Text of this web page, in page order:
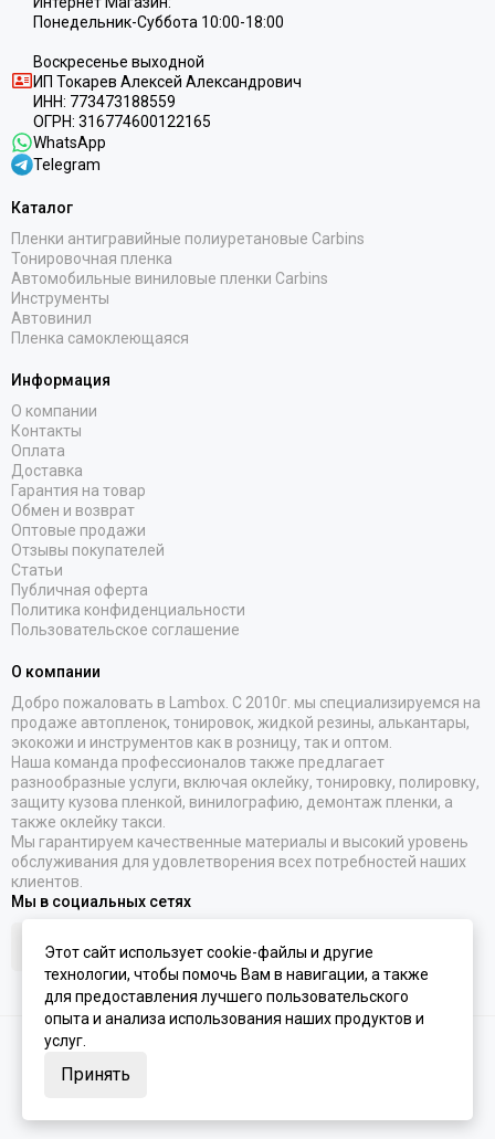
Понедельник-Суббота 10:00-18:00
Воскресенье выходной
ИП Токарев Алексей Александрович
ИНН: 773473188559
ОГРН: 316774600122165
WhatsApp
Telegram
Каталог
Пленки антигравийные полиуретановые Carbins
Тонировочная пленка
Автомобильные виниловые пленки Carbins
Инструменты
Автовинил
Пленка самоклеющаяся
Информация
О компании
Контакты
Оплата
Доставка
Гарантия на товар
Обмен и возврат
Оптовые продажи
Отзывы покупателей
Статьи
Публичная оферта
Политика конфиденциальности
Пользовательское соглашение
О компании
Добро пожаловать в Lambox. С 2010г. мы специализируемся на
продаже автопленок, тонировок, жидкой резины, алькантары,
экокожи и инструментов как в розницу, так и оптом.
Наша команда профессионалов также предлагает
разнообразные услуги, включая оклейку, тонировку, полировку,
защиту кузова пленкой, винилографию, демонтаж пленки, а
также оклейку такси.
Мы гарантируем качественные материалы и высокий уровень
обслуживания для удовлетворения всех потребностей наших
клиентов.
Мы в социальных сетях
Сделано в
Этот сайт использует cookie-файлы и другие
технологии, чтобы помочь Вам в навигации, а также
для предоставления лучшего пользовательского
опыта и анализа использования наших продуктов и
услуг.
Принять